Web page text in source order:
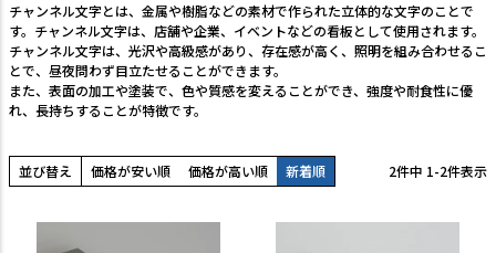
TEL:06-7493-2639 (平日9:00～18:00)
チャンネル文字とは、金属や樹脂などの素材で作られた立体的な文字のことで
す。チャンネル文字は、店舗や企業、イベントなどの看板として使用されます。
チャンネル文字は、光沢や高級感があり、存在感が高く、照明を組み合わせるこ
とで、昼夜問わず目立たせることができます。
また、表面の加工や塗装で、色や質感を変えることができ、強度や耐食性に優
れ、長持ちすることが特徴です。
並び替え 価格が安い順 価格が高い順 新着順 2件中 1-2件表示